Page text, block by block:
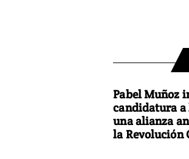
Pabel Muñoz
candidatura a
una alianza
la Revolución